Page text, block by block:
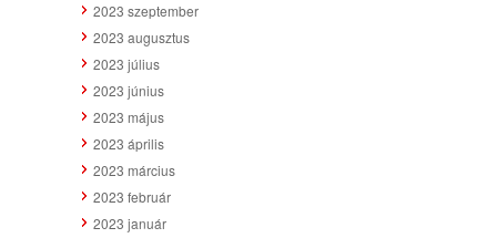
2023 szeptember
2023 augusztus
2023 július
2023 június
2023 május
2023 április
2023 március
2023 február
2023 január